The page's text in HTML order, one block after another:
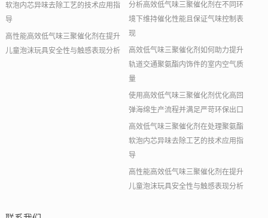
软泡内芯异味去除工艺的技术应用指
导
高性能高效低气味三聚催化剂在提升
儿童泡沫玩具安全性与触感表现分析
分析高效低气味三聚催化剂在不同环
境下维持催化性能且保证气味控制表
现
高效低气味三聚催化剂如何助力提升
轨道交通聚氨酯内饰件的室内空气质
量
使用高效低气味三聚催化剂优化高回
弹海绵生产流程并满足严苛环保出口
高效低气味三聚催化剂在处理聚氨酯
软泡内芯异味去除工艺的技术应用指
导
高性能高效低气味三聚催化剂在提升
儿童泡沫玩具安全性与触感表现分析